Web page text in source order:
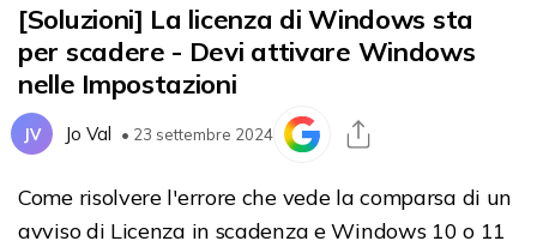
[Soluzioni] La licenza di Windows sta
per scadere - Devi attivare Windows
nelle Impostazioni
JV Jo Val • 23 settembre 2024
Come risolvere l'errore che vede la comparsa di un
avviso di Licenza in scadenza e Windows 10 o 11